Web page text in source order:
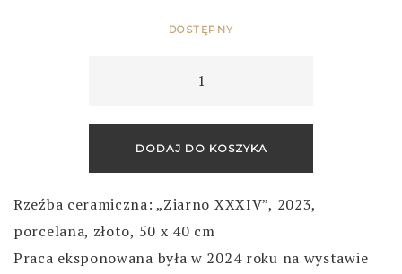
DOSTĘPNY
quantity
DODAJ DO KOSZYKA
Rzeźba ceramiczna: „Ziarno XXXIV”, 2023,
porcelana, złoto, 50 x 40 cm
Praca eksponowana była w 2024 roku na wystawie